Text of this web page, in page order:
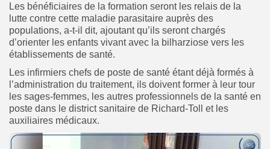
Les bénéficiaires de la formation seront les relais de la
lutte contre cette maladie parasitaire auprès des
populations, a-t-il dit, ajoutant qu’ils seront chargés
d’orienter les enfants vivant avec la bilharziose vers les
établissements de santé.
Les infirmiers chefs de poste de santé étant déjà formés à
l’administration du traitement, ils doivent former à leur tour
les sages-femmes, les autres professionnels de la santé en
poste dans le district sanitaire de Richard-Toll et les
auxiliaires médicaux.